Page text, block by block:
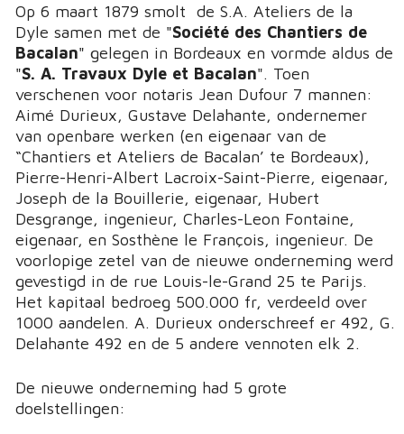
Op 6 maart 1879 smolt de S.A. Ateliers de la
Dyle samen met de "Société des Chantiers de
Bacalan" gelegen in Bordeaux en vormde aldus de
"S. A. Travaux Dyle et Bacalan". Toen
verschenen voor notaris Jean Dufour 7 mannen:
Aimé Durieux, Gustave Delahante, ondernemer
van openbare werken (en eigenaar van de
“Chantiers et Ateliers de Bacalan’ te Bordeaux),
Pierre-Henri-Albert Lacroix-Saint-Pierre, eigenaar,
Joseph de la Bouillerie, eigenaar, Hubert
Desgrange, ingenieur, Charles-Leon Fontaine,
eigenaar, en Sosthène le François, ingenieur. De
voorlopige zetel van de nieuwe onderneming werd
gevestigd in de rue Louis-le-Grand 25 te Parijs.
Het kapitaal bedroeg 500.000 fr, verdeeld over
1000 aandelen. A. Durieux onderschreef er 492, G.
Delahante 492 en de 5 andere vennoten elk 2.
De nieuwe onderneming had 5 grote
doelstellingen: